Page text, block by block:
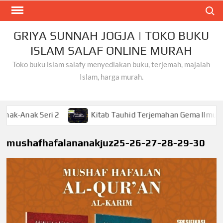
Skip
contentGRIYA SUNNAH JOGJA | TOKO BUKU
ISLAM SALAF ONLINE MURAH
Toko buku islam salafy menyediakan buku, terjemah, majalah
Islam, harga murah.
Seri 2 Kitab Tauhid Terjemahan Gema Ilmu
mushafhafalananakjuz25-26-27-28-29-30